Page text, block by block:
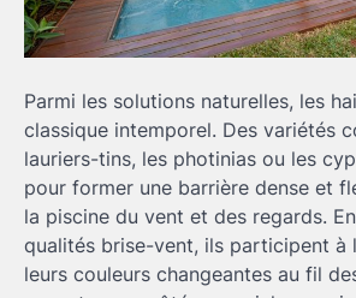
Parmi les solutions naturelles, les
classique intemporel. Des variétés
lauriers-tins, les photinias ou les
pour former une barrière dense et
la piscine du vent et des regards.
qualités brise-vent, ils participent à
leurs couleurs changeantes au fil